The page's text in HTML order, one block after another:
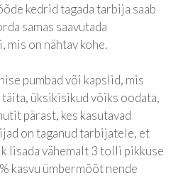
kedrid tagada tarbija saab
samas saavutada
mis on nähtav kohe.
pumbad või kapslid, mis
üksikisikud võiks oodata,
pärast, kes kasutavad
on taganud tarbijatele, et
lisada vähemalt 3 tolli pikkuse
kasvu ümbermõõt nende